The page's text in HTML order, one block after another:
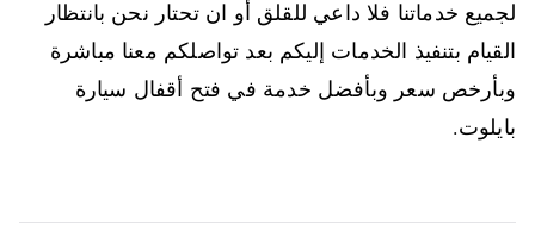
لجميع خدماتنا فلا داعي للقلق أو ان تحتار نحن بانتظار
القيام بتنفيذ الخدمات إليكم بعد تواصلكم معنا مباشرة
وبأرخص سعر وبأفضل خدمة في فتح أقفال سيارة
بايلوت.